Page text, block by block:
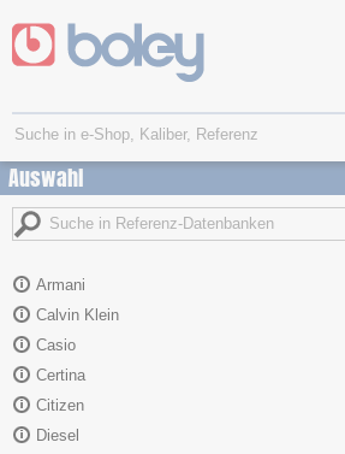
Auswahl
Armani
Calvin Klein
Casio
Certina
Citizen
Diesel